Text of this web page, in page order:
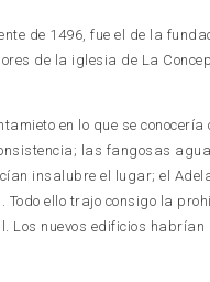
de 1496, fue el de la
de la iglesia de La
en lo que se
las fangosas
insalubre el lugar; el
Todo ello trajo consigo la
Los nuevos edificios